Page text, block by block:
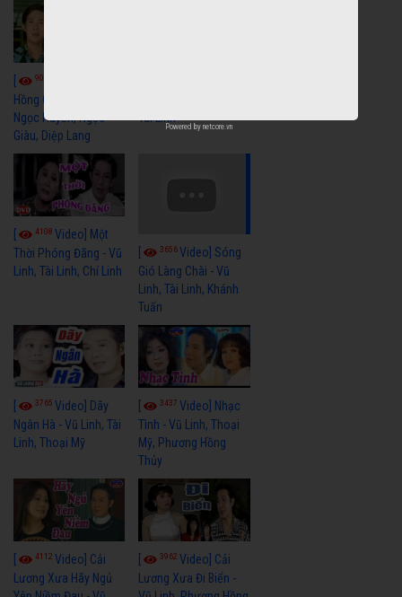
9051
Hồng Cài Áo - Vũ Linh,
Ngọc Huyền, Ngọc
Giàu, Diệp Lang
Tài Linh
4108 Video] Một
Thời Phóng Đãng - Vũ
Linh, Tài Linh, Chí Linh
3656Video] Sóng
Gió Làng Chài - Vũ
Linh, Tài Linh, Khánh
Tuấn
3765 Video] Dãy
Ngân Hà - Vũ Linh, Tài
Linh, Thoại Mỹ
3437Video] Nhạc
Tình - Vũ Linh, Thoại
Mỹ, Phương Hồng
Thủy
4112 Video] Cải
Lương Xưa Hãy Ngủ
3962Video] Cải
Lương Xưa Đi Biển -
Powered by netcore.vn